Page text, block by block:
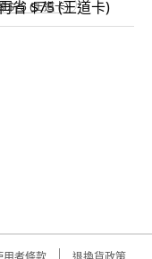
$75 (王道卡)